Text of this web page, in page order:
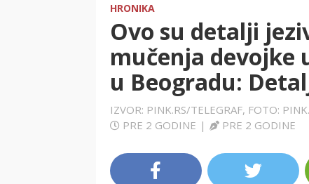
HRONIKA
Ovo su detalji
mučenja devojke
u Beogradu:
IZVOR: PINK.RS/TELEGRAF, FOTO:
PRE 2 GODINE | PRE 2 GODINE